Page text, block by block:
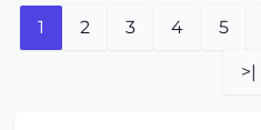
1 2 3 4 5
>|